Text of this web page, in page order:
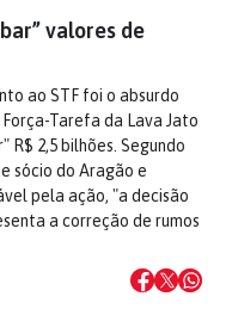
valores de
ao STF foi o absurdo
Tarefa da Lava Jato
2,5 bilhões. Segundo
sócio do Aragão e
pela ação, "a decisão
a correção de rumos